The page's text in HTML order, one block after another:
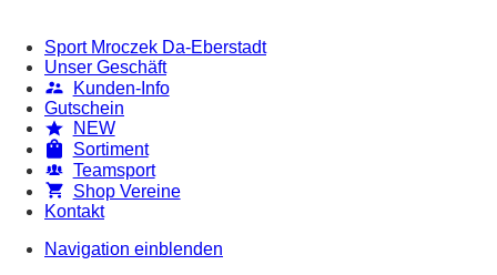
Sport Mroczek Da-Eberstadt
Unser Geschäft
Kunden-Info
Gutschein
NEW
Sortiment
Teamsport
Shop Vereine
Kontakt
Navigation einblenden